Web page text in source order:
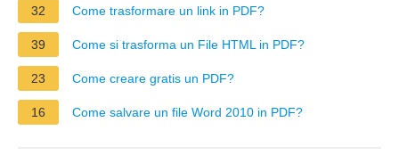
32 Come trasformare un link in PDF?
39 Come si trasforma un File HTML in PDF?
23 Come creare gratis un PDF?
16 Come salvare un file Word 2010 in PDF?